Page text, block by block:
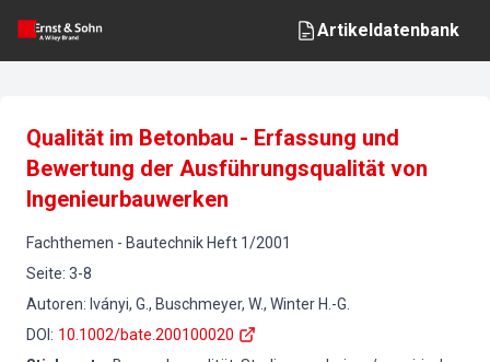
Artikeldatenbank
Qualität im Betonbau - Erfassung und
Bewertung der Ausführungsqualität von
Ingenieurbauwerken
Fachthemen - Bautechnik Heft 1/2001
Seite: 3-8
Autoren: Iványi, G., Buschmeyer, W., Winter H.-G.
DOI : 10.1002/bate.200100020